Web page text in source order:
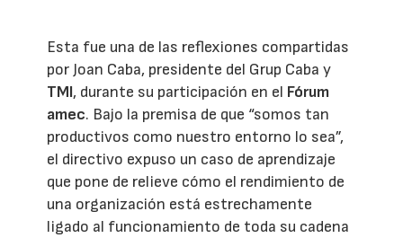
Esta fue una de las reflexiones compartidas
por Joan Caba, presidente del Grup Caba y
TMI, durante su participación en el Fórum
amec. Bajo la premisa de que “somos tan
productivos como nuestro entorno lo sea”,
el directivo expuso un caso de aprendizaje
que pone de relieve cómo el rendimiento de
una organización está estrechamente
ligado al funcionamiento de toda su cadena